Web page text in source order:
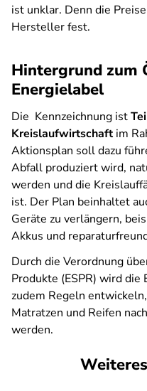
ist unklar. Denn die
Hersteller fest.
Hintergrund zum
Energielabel
Die Kennzeichnung ist
Kreislaufwirtschaftim
Aktionsplan soll dazu
Abfall produziert wird,
werden und die
ist. Der Plan beinhaltet
Geräte zu verlängern,
Akkus und
Durch die Verordnung
Produkte (ESPR) wird die
zudem Regeln
Matratzen und Reifen
werden.